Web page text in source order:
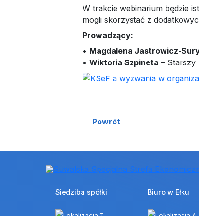
W trakcie webinarium będzie
mogli skorzystać z
Prowadzący:
• Magdalena Jastrowicz-
• Wiktoria Szpineta – Starszy
Powrót
Siedziba spółki Biuro w Ełku